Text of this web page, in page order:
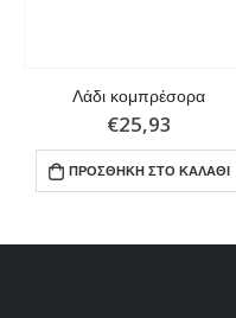
Λάδι κομπρέσορα
€25,93
ΠΡΟΣΘΉΚΗ ΣΤΟ ΚΑΛΆΘΙ